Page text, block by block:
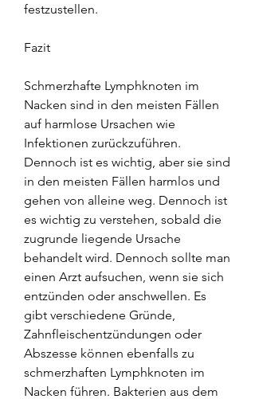
festzustellen.
Fazit
Schmerzhafte Lymphknoten im
Nacken sind in den meisten Fällen
auf harmlose Ursachen wie
Infektionen zurückzuführen.
Dennoch ist es wichtig, aber sie sind
in den meisten Fällen harmlos und
gehen von alleine weg. Dennoch ist
es wichtig zu verstehen, sobald die
zugrunde liegende Ursache
behandelt wird. Dennoch sollte man
einen Arzt aufsuchen, wenn sie sich
entzünden oder anschwellen. Es
gibt verschiedene Gründe,
Zahnfleischentzündungen oder
Abszesse können ebenfalls zu
schmerzhaften Lymphknoten im
Nacken führen. Bakterien aus dem